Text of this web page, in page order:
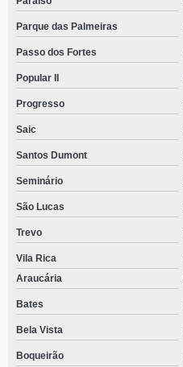
Parque das Palmeiras
Passo dos Fortes
Popular II
Progresso
Saic
Santos Dumont
Seminário
São Lucas
Trevo
Vila Rica
Araucária
Bates
Bela Vista
Boqueirão